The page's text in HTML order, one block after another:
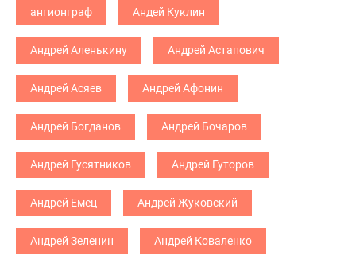
ангионграф Андей Куклин
Андрей Аленькину Андрей Астапович
Андрей Асяев Андрей Афонин
Андрей Богданов Андрей Бочаров
Андрей Гусятников Андрей Гуторов
Андрей Емец Андрей Жуковский
Андрей Зеленин Андрей Коваленко